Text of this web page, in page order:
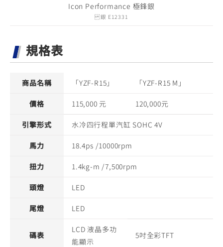
Icon Performance 極鋒銀
銀 E12331
規格表
商品名稱 「YZF-R15」 「YZF-R15 M」
價格 115,000 元 120,000元
引擎形式 水冷四行程單汽缸 SOHC 4V
馬力 18.4ps /10000rpm
扭力 1.4kg-m /7,500rpm
頭燈 LED
尾燈 LED
碼表
LCD 液晶多功
能顯示
5吋全彩TFT